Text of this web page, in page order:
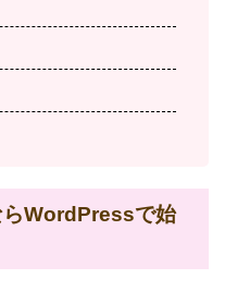
らWordPressで始